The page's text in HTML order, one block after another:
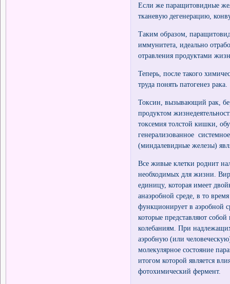
Если же паращитовидные
тканевую дегенерацию,
Таким образом,
иммунитета, идеально
отравления продуктами
Теперь, после такого
труда понять патогенез рака.
Токсин, вызывающий рак,
продуктом
токсемия толстой кишки,
генерализованное
(миндалевидные железы)
Все живые клетки роднит
необходимых для жизни.
единицу, которая имеет
анаэробной среде, в то
функционирует в аэробной
которые представляют
колебаниям. При
аэробную (или
молекулярное состояние
итогом которой является
фотохимический фермент.